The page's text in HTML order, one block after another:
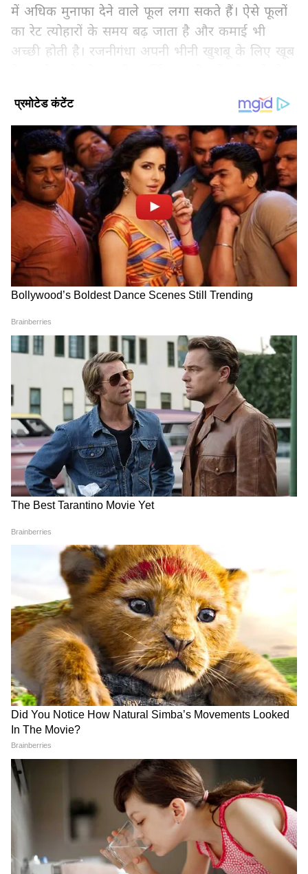
में अधिक मुनाफा देने वाले फूल लगा सकते हैं। ऐसे फूलों
का रेट त्योहारों के समय बढ़ जाता है और कमाई भी
अच्छी होती है। रजनीगंधा अपनी भीनी खुशबू के लिए खूब
बिक्री और भी बढ़ जाती है। अच्छी देखभाल के साथ यह
फूल किसानों को बेहतर मुनाफा भी देता है।
Add Asianetnews Hindi as a Preferred
Source
Image Credit :
गेंदा देश में सबसे ज्यादा उगाए जाने वाले फूल है। इसे
किसान आसानी से खेत में उगा सकते हैं। फूल का
इस्तेमाल पूजा-पाठ, मंदिरों की सजावट और मालाएं बनाने
में किया जाता है। इसकी खेती कम लागत में भी हो जाती
है और फसल भी जल्दी तैयार हो जाती है। अगर आप
त्योहारों के समय में कमाई करना चाहते हैं, तो खेत में गेंदे
हो जाते हैं।
3
Asianet News
गुलाब